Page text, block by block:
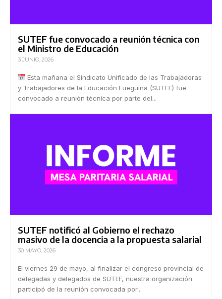
SUTEF fue convocado a reunión técnica con
el Ministro de Educación
3 JUNIO, 2026
Esta mañana el Sindicato Unificado de las Trabajadoras
y Trabajadores de la Educación Fueguina (SUTEF) fue
convocado a reunión técnica por parte del...
SUTEF notificó al Gobierno el rechazo
masivo de la docencia a la propuesta salarial
30 MAYO, 2026
El viernes 29 de mayo, al finalizar el congreso provincial de
delegadas y delegados de SUTEF, nuestra organización
participó de la reunión convocada por...